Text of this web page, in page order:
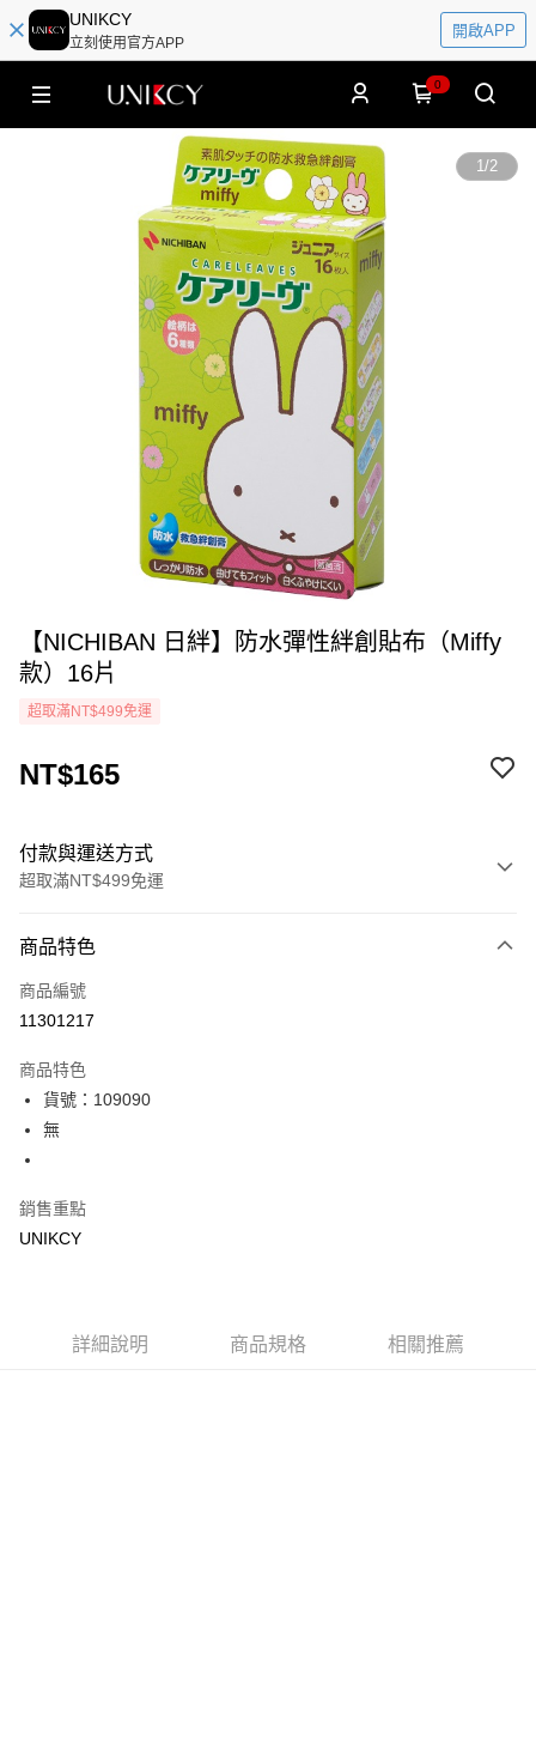
UNIKCY
立刻使用官方APP
開啟APP
0
1/2
【NICHIBAN 日絆】防水彈性絆創貼布（Miffy
款）16片
超取滿NT$499免運
NT$165
付款與運送方式
超取滿NT$499免運
icash Pay
信用卡一次付款
LINE Pay
Apple Pay
商品特色
商品編號
11301217
商品特色
貨號：109090
無
銷售重點
UNIKCY
詳細說明 商品規格 相關推薦